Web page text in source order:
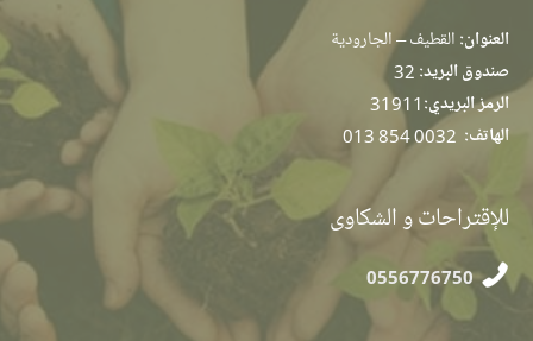
العنوان: القطيف – الجارودية
صندوق البريد:
الرمز البريدي: 31911
الهاتف: 013 854 0032
للإقتراحات و الشكاوى
0556776750